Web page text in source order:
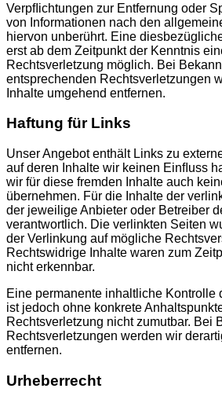
Verpﬂichtungen zur Entfernung oder
von Informationen nach den
hiervon unberührt. Eine
erst ab dem Zeitpunkt der Kenntnis
Rechtsverletzung möglich. Bei
entsprechenden Rechtsverletzungen
Inhalte umgehend entfernen.
Haftung für Links
Unser Angebot enthält Links zu
auf deren Inhalte wir keinen Einﬂuss
wir für diese fremden Inhalte auch
übernehmen. Für die Inhalte der
der jeweilige Anbieter oder Betreiber
verantwortlich. Die verlinkten Seiten
der Verlinkung auf mögliche
Rechtswidrige Inhalte waren zum
nicht erkennbar.
Eine permanente inhaltliche Kontrolle
ist jedoch ohne konkrete
Rechtsverletzung nicht zumutbar. Bei
Rechtsverletzungen werden wir
entfernen.
Urheberrecht